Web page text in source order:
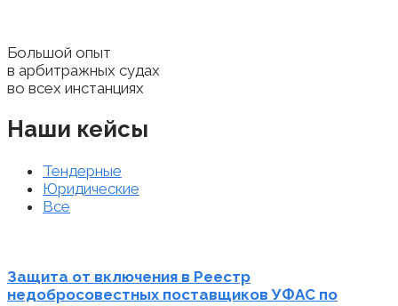
Большой опыт
в арбитражных судах
во всех инстанциях
Наши кейсы
Тендерные
Юридические
Все
Защита от включения в Реестр
недобросовестных поставщиков УФАС по